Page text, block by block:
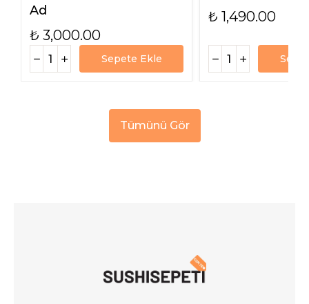
Ad
₺ 3,000.00
Sepete Ekle
₺ 1,490.00
Tümünü Gör